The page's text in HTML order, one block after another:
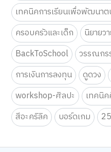
เทคนิคการเรียนเพื่อพัฒนาต
ครอบครัวและเด็ก
นิยายว
BackToSchool
วรรณกร
การเงินการลงทุน
ดูดวง
workshop-ศิลปะ
เทคนิ
สีอะคริลิค
บอร์ดเกม